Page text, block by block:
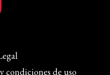
condiciones de uso